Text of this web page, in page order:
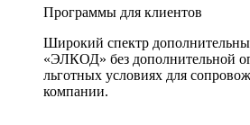
Программы для клиентов
Широкий спектр
«ЭЛКОД» без дополнительной
льготных условиях для
компании.